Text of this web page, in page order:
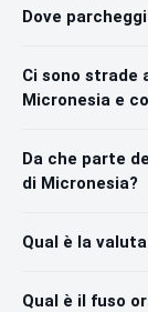
Dove
Ci sono strade
Micronesia e
Da che parte
di Micronesia?
Qual è la
Qual è il fuso